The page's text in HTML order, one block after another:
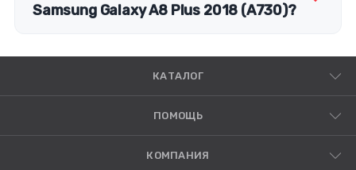
Samsung Galaxy A8 Plus 2018 (A730)?
КАТАЛОГ
ПОМОЩЬ
КОМПАНИЯ